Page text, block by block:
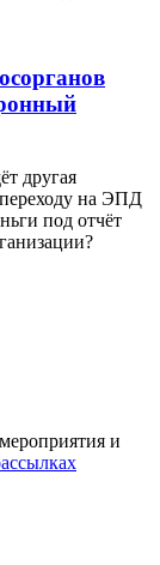
другая
на ЭПД
под отчёт
и